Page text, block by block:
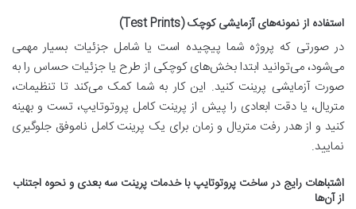
استفاده از نمونه‌های آزمایشی کوچک (Test Prints)
در صورتی که پروژه شما پیچیده است یا شامل جزئیات بسیار مهمی
می‌شود، می‌توانید ابتدا بخش‌های کوچکی از طرح یا جزئیات حساس را به
صورت آزمایشی پرینت کنید. این کار به شما کمک می‌کند تا تنظیمات،
متریال، یا دقت ابعادی را پیش از پرینت کامل پروتوتایپ، تست و بهینه
کنید و از هدر رفت متریال و زمان برای یک پرینت کامل ناموفق جلوگیری
نمایید.
اشتباهات رایج در ساخت پروتوتایپ با خدمات پرینت سه بعدی و نحوه اجتناب
از آن‌ها